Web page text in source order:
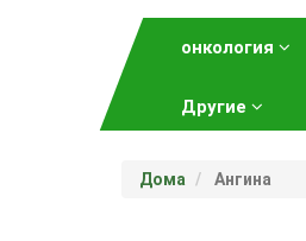
онкология
Другие
Дома Ангина